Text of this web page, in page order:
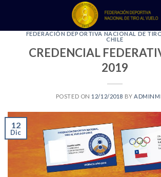
contentFEDERACIÓN DEPORTIVA NACIONAL DE
CHILE
CREDENCIAL
2019
POSTED ON 12/12/2018 BY
12
Dic